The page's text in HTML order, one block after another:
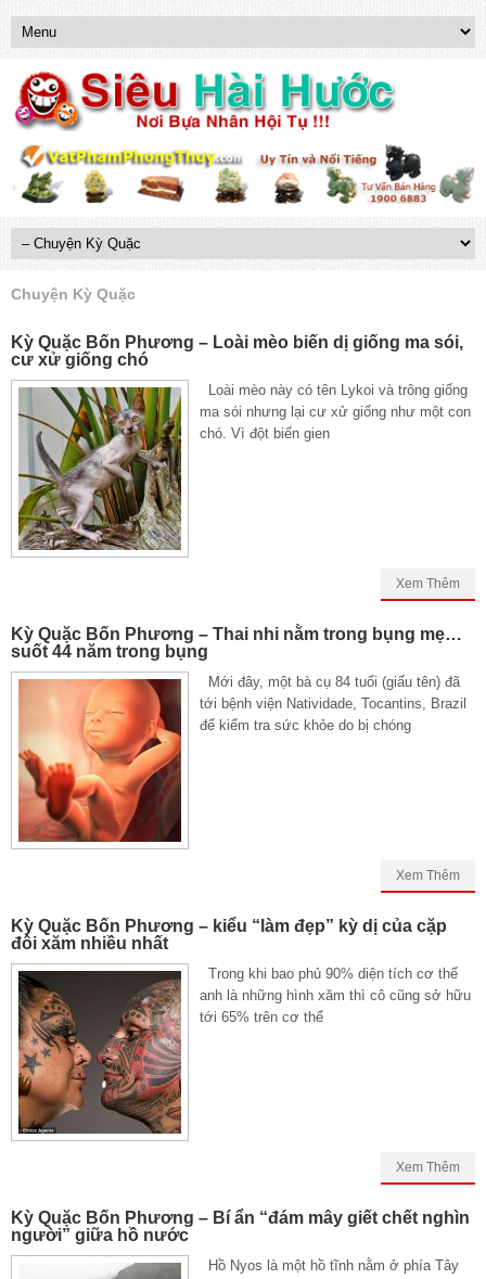
Chuyện Kỳ Quặc
Kỳ Quặc Bốn Phương – Loài mèo biến dị giống ma sói,
cư xử giống chó
Loài mèo này có tên Lykoi và trông giống
ma sói nhưng lại cư xử giống như một con
chó. Vì đột biến gien
Xem Thêm
Kỳ Quặc Bốn Phương – Thai nhi nằm trong bụng mẹ…
suốt 44 năm trong bụng
Mới đây, một bà cụ 84 tuổi (giấu tên) đã
tới bệnh viện Natividade, Tocantins, Brazil
để kiểm tra sức khỏe do bị chóng
Xem Thêm
Kỳ Quặc Bốn Phương – kiểu “làm đẹp” kỳ dị của cặp
đôi xăm nhiều nhất
Trong khi bao phủ 90% diện tích cơ thể
anh là những hình xăm thì cô cũng sở hữu
tới 65% trên cơ thể
Xem Thêm
Kỳ Quặc Bốn Phương – Bí ẩn “đám mây giết chết nghìn
người” giữa hồ nước
Hồ Nyos là một hồ tĩnh nằm ở phía Tây